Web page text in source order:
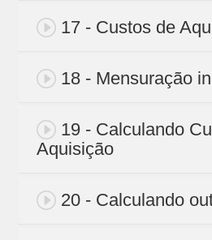
17 - Custos de
18 - Mensuração
19 - Calculando
Aquisição
20 - Calculando